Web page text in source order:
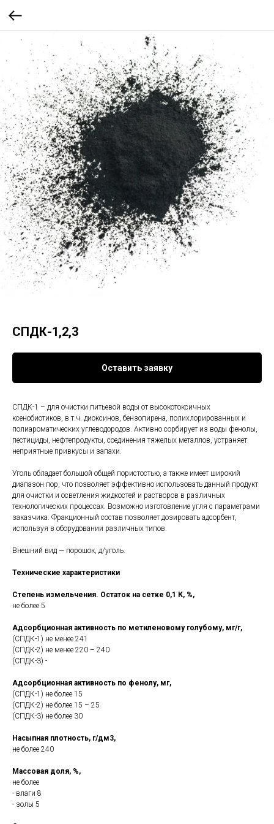
СПДК-1,2,3
Оставить заявку
СПДК-1 – для очистки питьевой воды от высокотоксичных
ксенобиотиков, в т.ч. диоксинов, бензопирена, полихлорированных и
полиароматических углеводородов. Активно сорбирует из воды фенолы,
пестициды, нефтепродукты, соединения тяжелых металлов, устраняет
неприятные привкусы и запахи.
Уголь обладает большой общей пористостью, а также имеет широкий
диапазон пор, что позволяет эффективно использовать данный продукт
для очистки и осветления жидкостей и растворов в различных
технологических процессах. Возможно изготовление угля с параметрами
заказчика. Фракционный состав позволяет дозировать адсорбент,
используя в оборудовании различных типов.
Внешний вид — порошок, д/уголь.
Технические характеристики
Степень измельчения. Остаток на сетке 0,1 К, %,
не более 5
Адсорбционная активность по метиленовому голубому, мг/г,
(СПДК-1) не менее 241
(СПДК-2) не менее 220 – 240
(СПДК-3) -
Адсорбционная активность по фенолу, мг,
(СПДК-1) не более 15
(СПДК-2) не более 15 – 25
(СПДК-3) не более 30
Насыпная плотность, г/дм3,
не более 240
Массовая доля, %,
не более
- влаги 8
- золы 5